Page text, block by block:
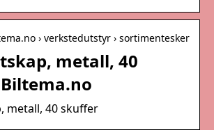
› verkstedutstyr › sortimentesker
metall, 40
metall, 40 skuffer